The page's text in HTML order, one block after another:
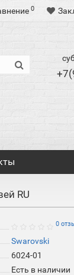
0
RU
0
Swarovski
6024-01
Есть в наличии